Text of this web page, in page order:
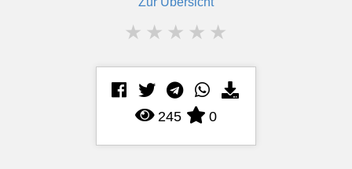
★ ★ ★ ★ ★
245 0